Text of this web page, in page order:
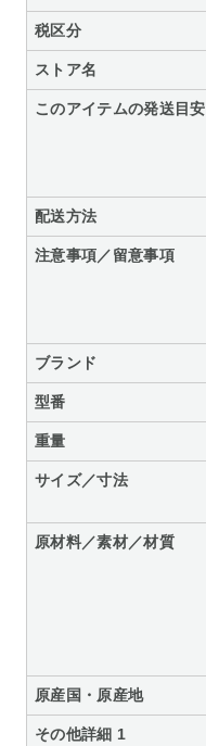
税区分
ストア名
このアイテムの発送目安
配送方法
注意事項／留意事項
ブランド
型番
重量
サイズ／寸法
原材料／素材／材質
原産国・原産地
その他詳細 1